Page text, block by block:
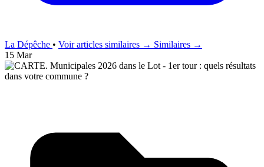
La Dépêche • Voir articles similaires → Similaires →
15 Mar